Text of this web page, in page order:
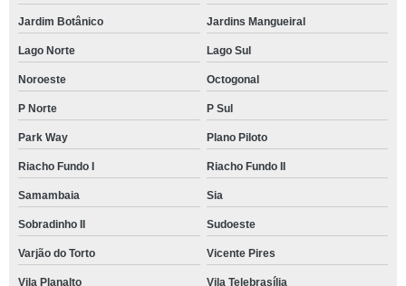
Jardim Botânico Jardins Mangueiral
Lago Norte Lago Sul
Noroeste Octogonal
P Norte P Sul
Park Way Plano Piloto
Riacho Fundo I Riacho Fundo II
Samambaia Sia
Sobradinho II Sudoeste
Varjão do Torto Vicente Pires
Vila Planalto Vila Telebrasília